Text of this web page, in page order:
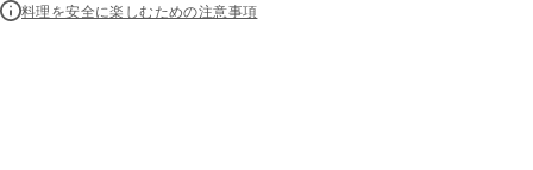
料理を安全に楽しむための注意事項